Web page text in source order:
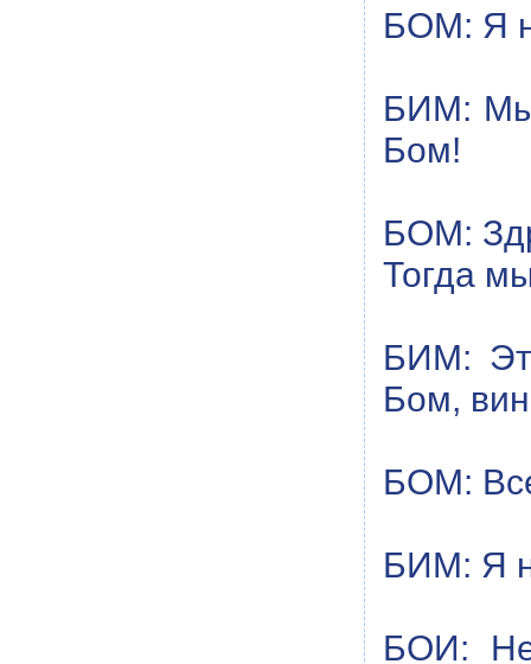
БОМ: Я
БИМ: Мы
Бом!
БОМ:
Тогда
БИМ:
Бом,
БОМ:
БИМ: Я
БОИ: Не